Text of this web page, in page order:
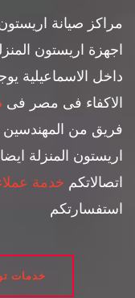
مراكز صيانة
اجهزة اريستون
داخل الاسماعيلية
الاكفاء فى مصر فى
فريق من
اريستون المنزلة
اتصالاتكم خدمة
استفسارتكم
خدمات